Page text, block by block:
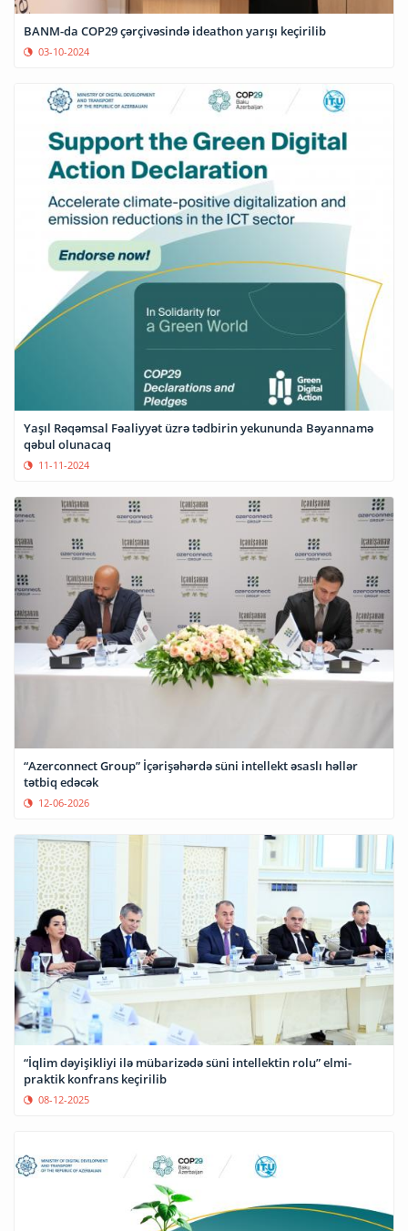
BANM-da COP29 çərçivəsində ideathon yarışı keçirilib
03-10-2024
Yaşıl Rəqəmsal Fəaliyyət üzrə tədbirin yekununda Bəyannamə
qəbul olunacaq
11-11-2024
“Azerconnect Group” İçərişəhərdə süni intellekt əsaslı həllər
tətbiq edəcək
12-06-2026
“İqlim dəyişikliyi ilə mübarizədə süni intellektin rolu” elmi-
praktik konfrans keçirilib
08-12-2025